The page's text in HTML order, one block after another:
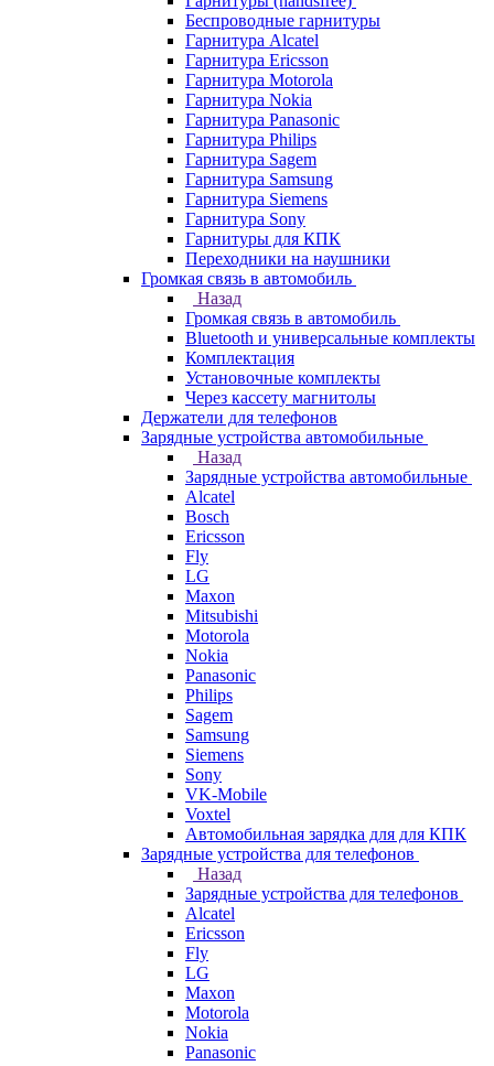
Беспроводные гарнитуры
Гарнитура Alcatel
Гарнитура Ericsson
Гарнитура Motorola
Гарнитура Nokia
Гарнитура Panasonic
Гарнитура Philips
Гарнитура Sagem
Гарнитура Samsung
Гарнитура Siemens
Гарнитура Sony
Гарнитуры для КПК
Переходники на наушники
Громкая связь в автомобиль
Назад
Громкая связь в автомобиль
Bluetooth и универсальные комплекты
Комплектация
Установочные комплекты
Через кассету магнитолы
Держатели для телефонов
Зарядные устройства автомобильные
Назад
Зарядные устройства автомобильные
Alcatel
Bosch
Ericsson
Fly
LG
Maxon
Mitsubishi
Motorola
Nokia
Panasonic
Philips
Sagem
Samsung
Siemens
Sony
VK-Mobile
Voxtel
Автомобильная зарядка для для КПК
Зарядные устройства для телефонов
Назад
Зарядные устройства для телефонов
Alcatel
Ericsson
Fly
LG
Maxon
Motorola
Nokia
Panasonic